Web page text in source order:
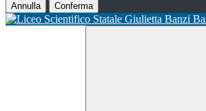
Annulla Conferma